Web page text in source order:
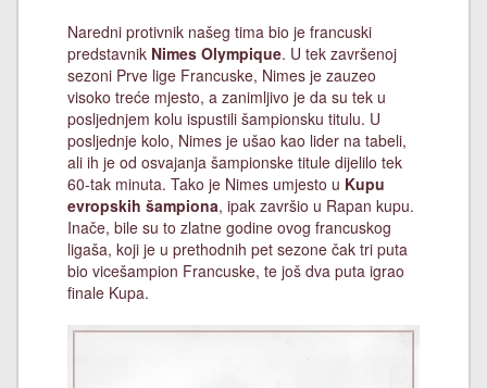
Naredni protivnik našeg tima bio je francuski
predstavnik Nimes Olympique. U tek završenoj
sezoni Prve lige Francuske, Nimes je zauzeo
visoko treće mjesto, a zanimljivo je da su tek u
posljednjem kolu ispustili šampionsku titulu. U
posljednje kolo, Nimes je ušao kao lider na tabeli,
ali ih je od osvajanja šampionske titule dijelilo tek
60-tak minuta. Tako je Nimes umjesto u Kupu
evropskih šampiona, ipak završio u Rapan kupu.
Inače, bile su to zlatne godine ovog francuskog
ligaša, koji je u prethodnih pet sezone čak tri puta
bio vicešampion Francuske, te još dva puta igrao
finale Kupa.